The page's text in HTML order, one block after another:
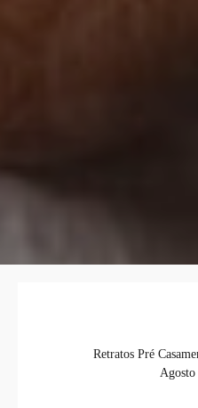
Retratos Pré
Agosto